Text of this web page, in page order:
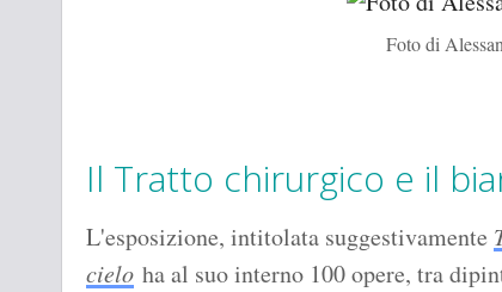
Foto di
Il Tratto chirurgico e il
L'esposizione, intitolata suggestivamente
cielo ha al suo interno 100 opere, tra